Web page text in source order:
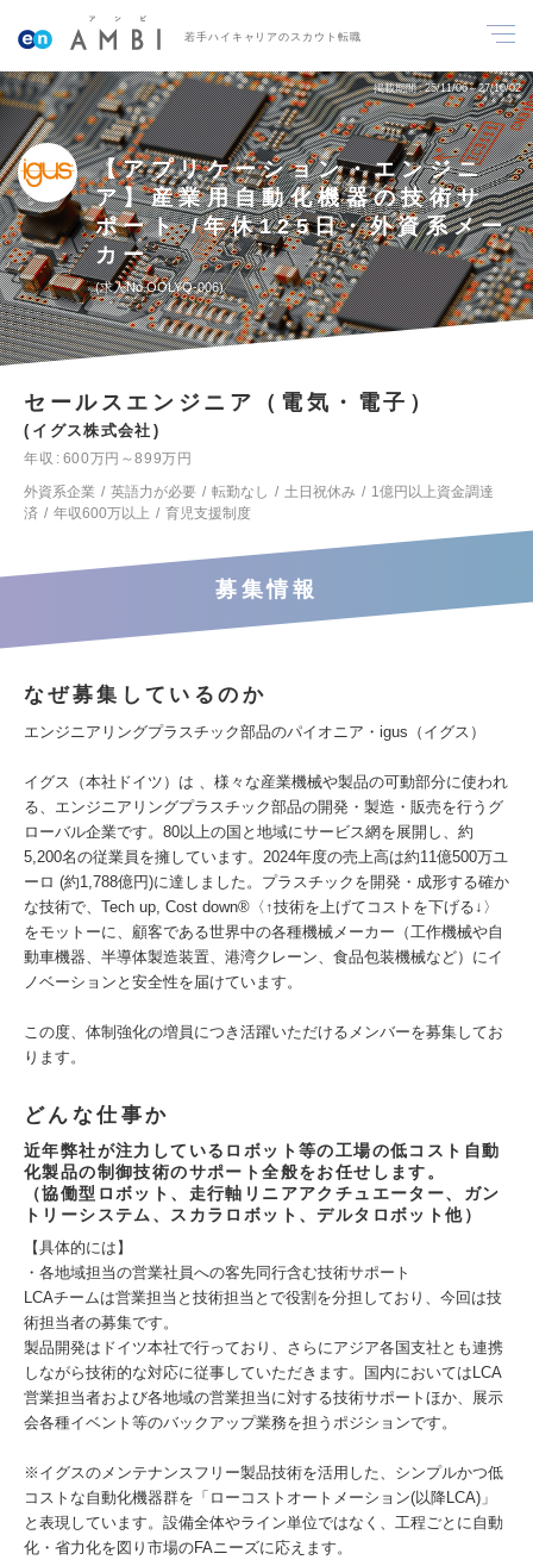
若手ハイキャリアのスカウト転職
掲載期間 25/11/06～27/10/02
【アプリケーション・エンジニ
ア】産業用自動化機器の技術サ
ポート /年休125日・外資系メー
カー
求人No.OOLYQ-006
セールスエンジニア（電気・電子）
イグス株式会社
年収
600万円～899万円
外資系企業
英語力が必要 転勤なし 土日祝休み
1億円以上資金調達
済
年収600万以上 育児支援制度
募集情報
なぜ募集しているのか
エンジニアリングプラスチック部品のパイオニア・igus（イグス）
イグス（本社ドイツ）は 、様々な産業機械や製品の可動部分に使われ
る、エンジニアリングプラスチック部品の開発・製造・販売を行うグ
ローバル企業です。80以上の国と地域にサービス網を展開し、約
5,200名の従業員を擁しています。2024年度の売上高は約11億500万ユ
ーロ (約1,788億円)に達しました。プラスチックを開発・成形する確か
な技術で、Tech up, Cost down®〈↑技術を上げてコストを下げる↓〉
をモットーに、顧客である世界中の各種機械メーカー（工作機械や自
動車機器、半導体製造装置、港湾クレーン、食品包装機械など）にイ
ノベーションと安全性を届けています。
この度、体制強化の増員につき活躍いただけるメンバーを募集してお
ります。
どんな仕事か
近年弊社が注力しているロボット等の工場の低コスト自動
化製品の制御技術のサポート全般をお任せします。
（協働型ロボット、走行軸リニアアクチュエーター、ガン
トリーシステム、スカラロボット、デルタロボット他）
【具体的には】
・各地域担当の営業社員への客先同行含む技術サポート
LCAチームは営業担当と技術担当とで役割を分担しており、今回は技
術担当者の募集です。
製品開発はドイツ本社で行っており、さらにアジア各国支社とも連携
しながら技術的な対応に従事していただきます。国内においてはLCA
営業担当者および各地域の営業担当に対する技術サポートほか、展示
会各種イベント等のバックアップ業務を担うポジションです。
※イグスのメンテナンスフリー製品技術を活用した、シンプルかつ低
コストな自動化機器群を「ローコストオートメーション(以降LCA)」
と表現しています。設備全体やライン単位ではなく、工程ごとに自動
化・省力化を図り市場のFAニーズに応えます。